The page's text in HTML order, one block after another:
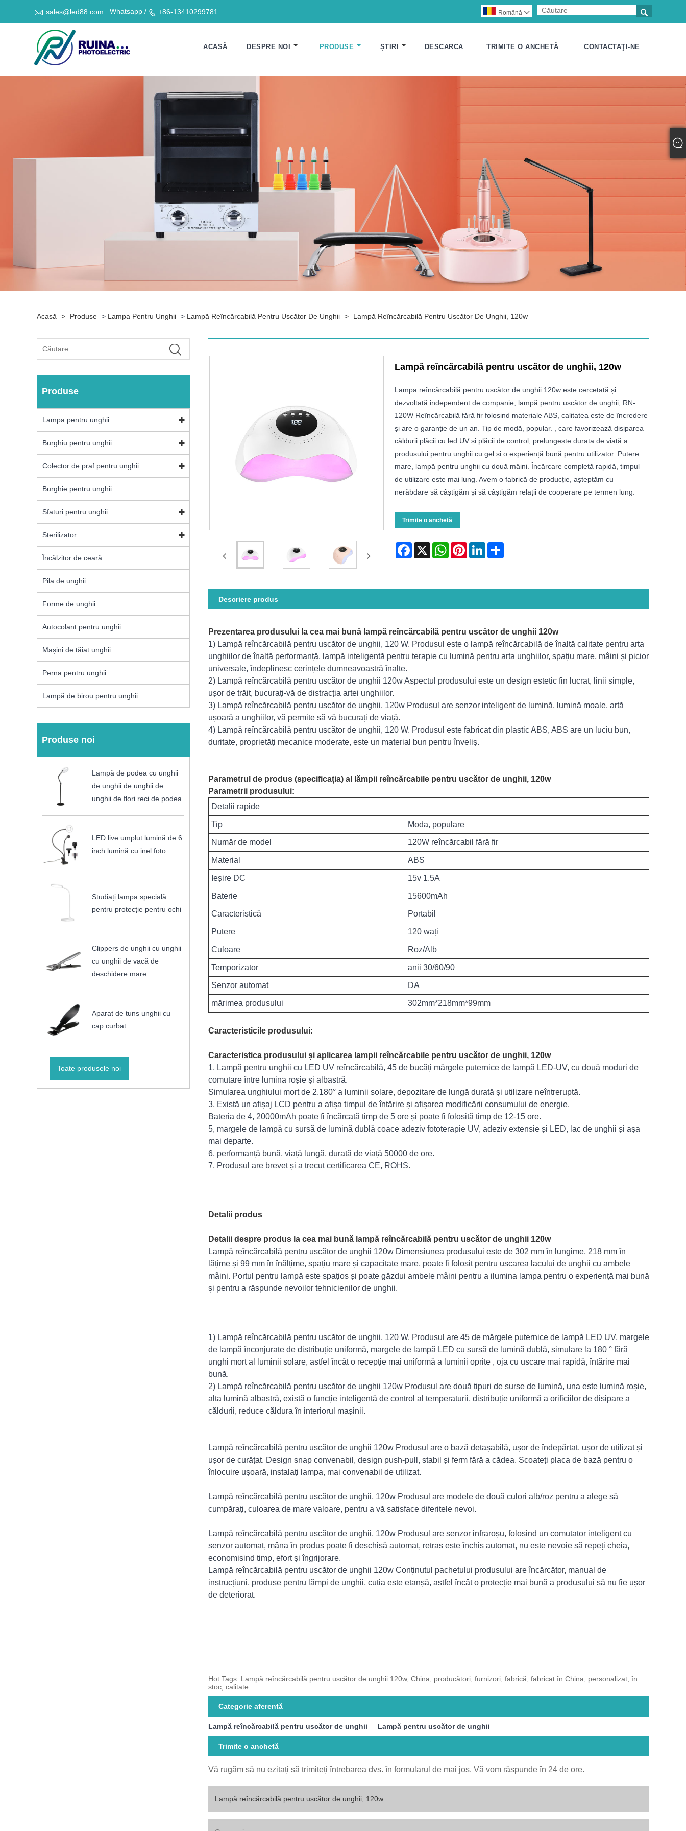
 sales@led88.com Whatsapp /  +86-13410299781 
Română 
ACASĂ DESPRE NOI PRODUSE ȘTIRI DESCARCA TRIMITE O ANCHETĂ CONTACTAŢI-NE
Acasă > Produse > Lampa Pentru Unghii > Lampă Reîncărcabilă Pentru Uscător De Unghii > Lampă Reîncărcabilă Pentru Uscător De Unghii, 120w
Produse
Lampa pentru unghii
Burghiu pentru unghii
Colector de praf pentru unghii
Burghie pentru unghii
Sfaturi pentru unghii
Sterilizator
Încălzitor de ceară
Pila de unghii
Forme de unghii
Autocolant pentru unghii
Mașini de tăiat unghii
Perna pentru unghii
Lampă de birou pentru unghii
Produse noi
Lampă de podea cu unghii
de unghii de unghii de
unghii de flori reci de podea
LED live umplut lumină de 6
inch lumină cu inel foto
Studiați lampa specială
pentru protecție pentru ochi
Clippers de unghii cu unghii
cu unghii de vacă de
deschidere mare
Aparat de tuns unghii cu
cap curbat
Toate produsele noi
Lampă reîncărcabilă pentru uscător de unghii, 120w
Lampa reîncărcabilă pentru uscător de unghii 120w este cercetată și
dezvoltată independent de companie, lampă pentru uscător de unghii, RN-
120W Reîncărcabilă fără fir folosind materiale ABS, calitatea este de încredere
și are o garanție de un an. Tip de modă, popular. , care favorizează disiparea
căldurii plăcii cu led UV și plăcii de control, prelungește durata de viață a
produsului pentru unghii cu gel și o experiență bună pentru utilizator. Putere
mare, lampă pentru unghii cu două mâini. Încărcare completă rapidă, timpul
de utilizare este mai lung. Avem o fabrică de producție, așteptăm cu
nerăbdare să câștigăm și să câștigăm relații de cooperare pe termen lung.
Trimite o anchetă
Facebook
X WhatsAppPinterestLinkedInShare
Descriere produs
Prezentarea produsului la cea mai bună lampă reîncărcabilă pentru uscător de unghii 120w
1) Lampă reîncărcabilă pentru uscător de unghii, 120 W. Produsul este o lampă reîncărcabilă de înaltă calitate pentru arta
unghiilor de înaltă performanță, lampă inteligentă pentru terapie cu lumină pentru arta unghiilor, spațiu mare, mâini și picior
universale, îndeplinesc cerințele dumneavoastră înalte.
2) Lampă reîncărcabilă pentru uscător de unghii 120w Aspectul produsului este un design estetic fin lucrat, linii simple,
ușor de trăit, bucurați-vă de distracția artei unghiilor.
3) Lampă reîncărcabilă pentru uscător de unghii, 120w Produsul are senzor inteligent de lumină, lumină moale, artă
ușoară a unghiilor, vă permite să vă bucurați de viață.
4) Lampă reîncărcabilă pentru uscător de unghii, 120 W. Produsul este fabricat din plastic ABS, ABS are un luciu bun,
duritate, proprietăți mecanice moderate, este un material bun pentru înveliș.
Parametrul de produs (specificația) al lămpii reîncărcabile pentru uscător de unghii, 120w
Parametrii produsului:
Detalii rapide
Tip Moda, populare
Număr de model 120W reîncărcabil fără fir
Material ABS
Ieșire DC 15v 1.5A
Baterie 15600mAh
Caracteristică Portabil
Putere 120 wați
Culoare Roz/Alb
Temporizator anii 30/60/90
Senzor automat DA
mărimea produsului 302mm*218mm*99mm
Caracteristicile produsului:
Caracteristica produsului și aplicarea lampii reîncărcabile pentru uscător de unghii, 120w
1, Lampă pentru unghii cu LED UV reîncărcabilă, 45 de bucăți mărgele puternice de lampă LED-UV, cu două moduri de
comutare între lumina roșie și albastră.
Simularea unghiului mort de 2.180° a luminii solare, depozitare de lungă durată și utilizare neîntreruptă.
3, Există un afișaj LCD pentru a afișa timpul de întărire și afișarea modificării consumului de energie.
Bateria de 4, 20000mAh poate fi încărcată timp de 5 ore și poate fi folosită timp de 12-15 ore.
5, margele de lampă cu sursă de lumină dublă coace adeziv fototerapie UV, adeziv extensie și LED, lac de unghii și așa
mai departe.
6, performanță bună, viață lungă, durată de viață 50000 de ore.
7, Produsul are brevet și a trecut certificarea CE, ROHS.
Detalii produs
Detalii despre produs la cea mai bună lampă reîncărcabilă pentru uscător de unghii 120w
Lampă reîncărcabilă pentru uscător de unghii 120w Dimensiunea produsului este de 302 mm în lungime, 218 mm în
lățime și 99 mm în înălțime, spațiu mare și capacitate mare, poate fi folosit pentru uscarea lacului de unghii cu ambele
mâini. Portul pentru lampă este spațios și poate găzdui ambele mâini pentru a ilumina lampa pentru o experiență mai bună
și pentru a răspunde nevoilor tehnicienilor de unghii.
1) Lampă reîncărcabilă pentru uscător de unghii, 120 W. Produsul are 45 de mărgele puternice de lampă LED UV, margele
de lampă înconjurate de distribuție uniformă, margele de lampă LED cu sursă de lumină dublă, simulare la 180 ° fără
unghi mort al luminii solare, astfel încât o recepție mai uniformă a luminii oprite , oja cu uscare mai rapidă, întărire mai
bună.
2) Lampă reîncărcabilă pentru uscător de unghii 120w Produsul are două tipuri de surse de lumină, una este lumină roșie,
alta lumină albastră, există o funcție inteligentă de control al temperaturii, distribuție uniformă a orificiilor de disipare a
căldurii, reduce căldura în interiorul mașinii.
Lampă reîncărcabilă pentru uscător de unghii 120w Produsul are o bază detașabilă, ușor de îndepărtat, ușor de utilizat și
ușor de curățat. Design snap convenabil, design push-pull, stabil și ferm fără a cădea. Scoateți placa de bază pentru o
înlocuire ușoară, instalați lampa, mai convenabil de utilizat.
Lampă reîncărcabilă pentru uscător de unghii, 120w Produsul are modele de două culori alb/roz pentru a alege să
cumpărați, culoarea de mare valoare, pentru a vă satisface diferitele nevoi.
Lampă reîncărcabilă pentru uscător de unghii, 120w Produsul are senzor infraroșu, folosind un comutator inteligent cu
senzor automat, mâna în produs poate fi deschisă automat, retras este închis automat, nu este nevoie să repeți cheia,
economisind timp, efort și îngrijorare.
Lampă reîncărcabilă pentru uscător de unghii 120w Conținutul pachetului produsului are încărcător, manual de
instrucțiuni, produse pentru lămpi de unghii, cutia este etanșă, astfel încât o protecție mai bună a produsului să nu fie ușor
de deteriorat.
Hot Tags: Lampă reîncărcabilă pentru uscător de unghii 120w, China, producători, furnizori, fabrică, fabricat în China, personalizat, în
stoc, calitate
Categorie aferentă
Lampă reîncărcabilă pentru uscător de unghii Lampă pentru uscător de unghii
Trimite o anchetă
Vă rugăm să nu ezitați să trimiteți întrebarea dvs. în formularul de mai jos. Vă vom răspunde în 24 de ore.